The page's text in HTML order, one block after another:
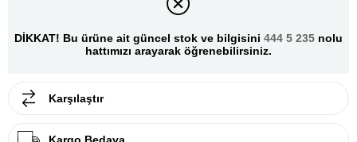
DİKKAT! Bu ürüne ait güncel stok ve bilgisini 444 5 235 nolu
hattımızı arayarak öğrenebilirsiniz.
Karşılaştır